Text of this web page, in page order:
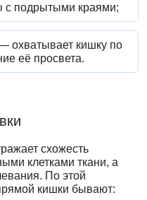
с подрытыми краями;
охватывает кишку по
её просвета.
схожесть
клетками ткани, а
По этой
кишки бывают: